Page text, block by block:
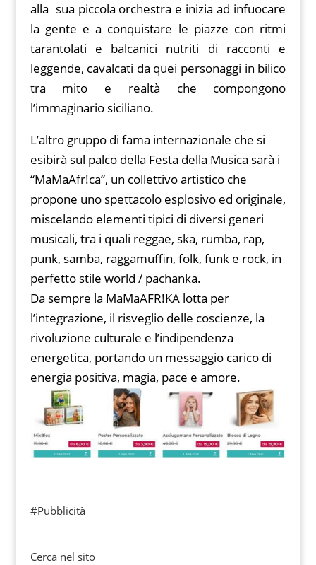
alla sua piccola orchestra e inizia ad infuocare
la gente e a conquistare le piazze con ritmi
tarantolati e balcanici nutriti di racconti e
leggende, cavalcati da quei personaggi in bilico
tra mito e realtà che compongono
l’immaginario siciliano.
L’altro gruppo di fama internazionale che si
esibirà sul palco della Festa della Musica sarà i
“MaMaAfr!ca”, un collettivo artistico che
propone uno spettacolo esplosivo ed originale,
miscelando elementi tipici di diversi generi
musicali, tra i quali reggae, ska, rumba, rap,
punk, samba, raggamuffin, folk, funk e rock, in
perfetto stile world / pachanka.
Da sempre la MaMaAFR!KA lotta per
l’integrazione, il risveglio delle coscienze, la
rivoluzione culturale e l’indipendenza
energetica, portando un messaggio carico di
energia positiva, magia, pace e amore.
#Pubblicità
Cerca nel sito